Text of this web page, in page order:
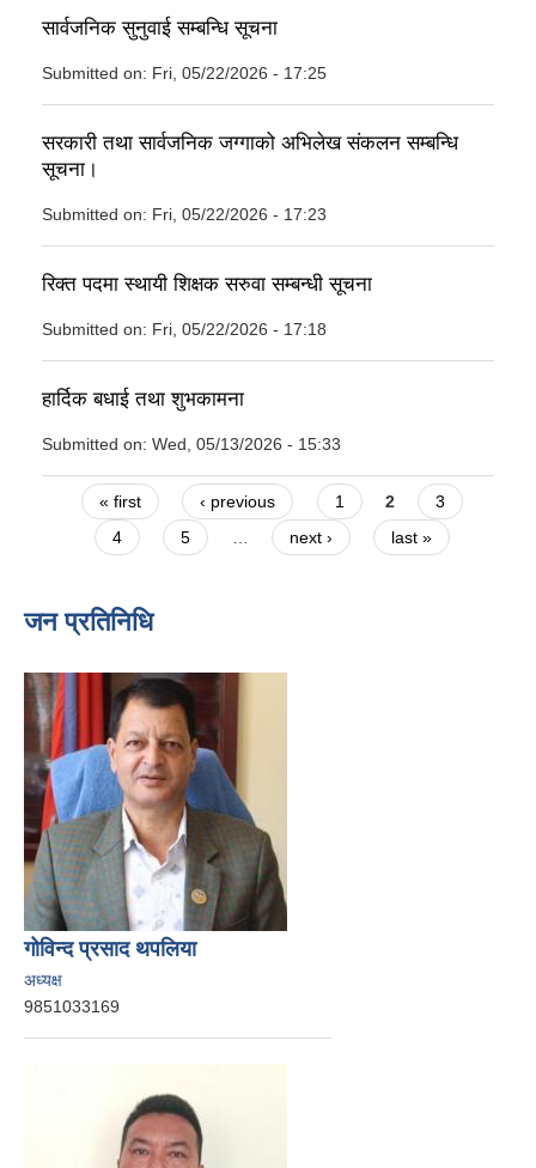
सार्वजनिक सुनुवाई सम्बन्धि सूचना
Submitted on: Fri, 05/22/2026 - 17:25
सरकारी तथा सार्वजनिक जग्गाको अभिलेख संकलन सम्बन्धि
सूचना।
Submitted on: Fri, 05/22/2026 - 17:23
रिक्त पदमा स्थायी शिक्षक सरुवा सम्बन्धी सूचना
Submitted on: Fri, 05/22/2026 - 17:18
हार्दिक बधाई तथा शुभकामना
Submitted on: Wed, 05/13/2026 - 15:33
Pages
« first ‹ previous 1 2
3
4
5 next › last »
जन प्रतिनिधि
गोविन्द प्रसाद थपलिया
अध्यक्ष
9851033169